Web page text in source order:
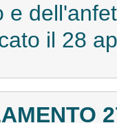
e
il 28